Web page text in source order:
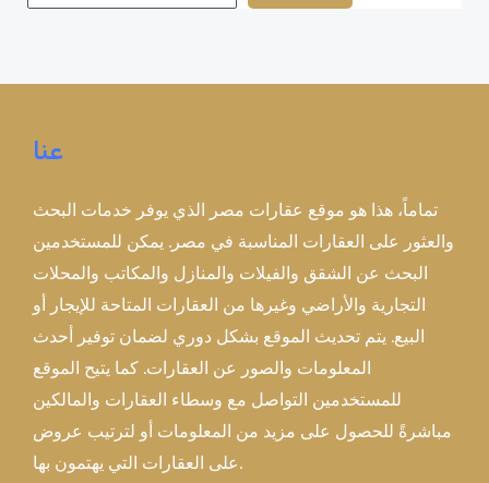
عنا
تماماً، هذا هو موقع عقارات مصر الذي يوفر خدمات البحث
والعثور على العقارات المناسبة في مصر. يمكن للمستخدمين
البحث عن الشقق والفيلات والمنازل والمكاتب والمحلات
التجارية والأراضي وغيرها من العقارات المتاحة للإيجار أو
البيع. يتم تحديث الموقع بشكل دوري لضمان توفير أحدث
المعلومات والصور عن العقارات. كما يتيح الموقع
للمستخدمين التواصل مع وسطاء العقارات والمالكين
مباشرةً للحصول على مزيد من المعلومات أو لترتيب عروض
على العقارات التي يهتمون بها.